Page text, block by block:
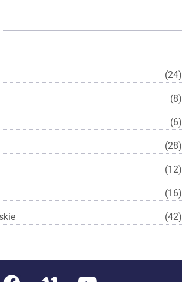
(24)
(8)
(6)
(28)
(12)
(16)
(42)